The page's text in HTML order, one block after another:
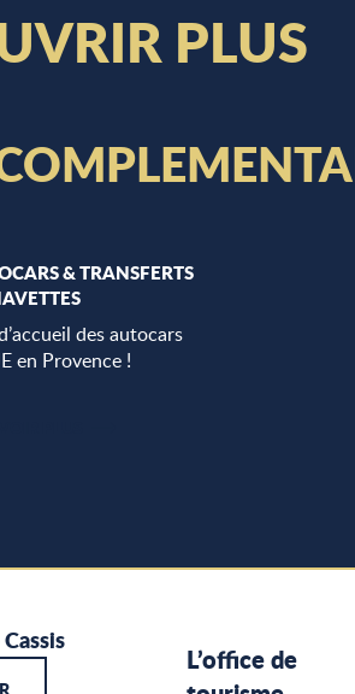
PLUS
& TRANSFERTS
des autocars
en Provence !
L’office de